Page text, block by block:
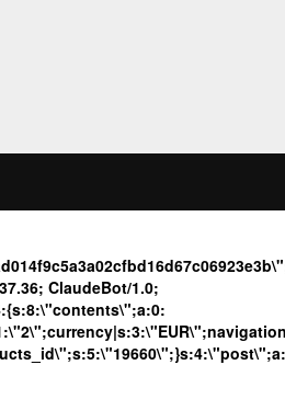
ClaudeBot/1.0;